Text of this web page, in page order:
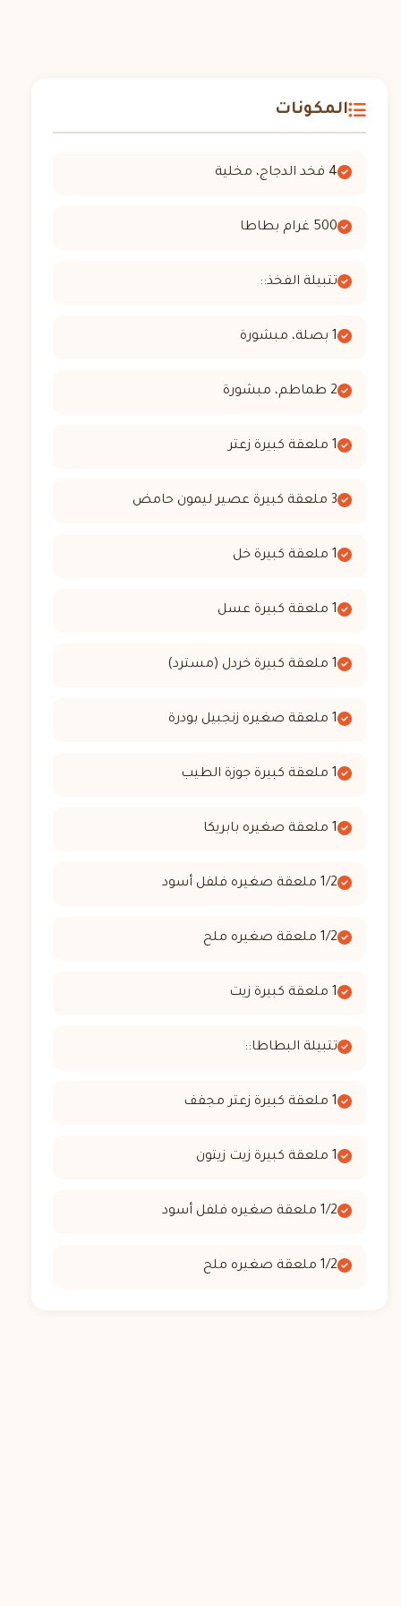
المكونات
4 فخد الدجاج، مخلية
500 غرام بطاطا
تتبيلة الفخذ::
1 بصلة، مبشورة
2 طماطم، مبشورة
1 ملعقة كبيرة زعتر
3 ملعقة كبيرة عصير ليمون حامض
1 ملعقة كبيرة خل
1 ملعقة كبيرة عسل
1 ملعقة كبيرة خردل (مسترد)
1 ملعقة صغيره زنجبيل بودرة
1 ملعقة كبيرة جوزة الطيب
1 ملعقة صغيره بابريكا
1/2 ملعقة صغيره فلفل أسود
1/2 ملعقة صغيره ملح
1 ملعقة كبيرة زيت
تتبيلة البطاطا::
1 ملعقة كبيرة زعتر مجفف
1 ملعقة كبيرة زيت زيتون
1/2 ملعقة صغيره فلفل أسود
1/2 ملعقة صغيره ملح